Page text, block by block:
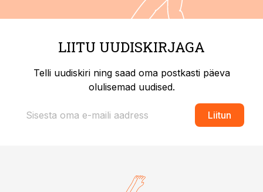
LIITU UUDISKIRJAGA
Telli uudiskiri ning saad oma postkasti päeva
olulisemad uudised.
Liitun